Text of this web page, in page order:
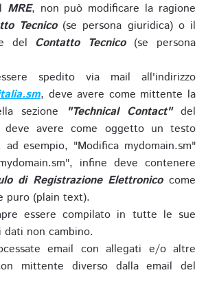
MRE, non può modificare la ragione
Tecnico(se persona giuridica) o il
del Contatto Tecnico(se persona
spedito via mail all'indirizzo
, deve avere come mittente la
sezione
"Technical Contact"del
deve avere come oggetto un testo
esempio, "Modifica mydomain.sm"
infine deve contenere
di Registrazione Elettronicocome
puro (plain text).
essere compilato in tutte le sue
non cambino.
email con allegati e/o altre
mittente diverso dalla email del